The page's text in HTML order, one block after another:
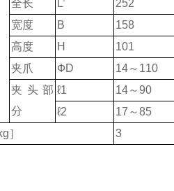
全长 L’
252
宽度
B
158
高度
H
101
夹爪
ФD
14～110
夹头部
分
ℓ1
14～90
ℓ2
17～85
］
3